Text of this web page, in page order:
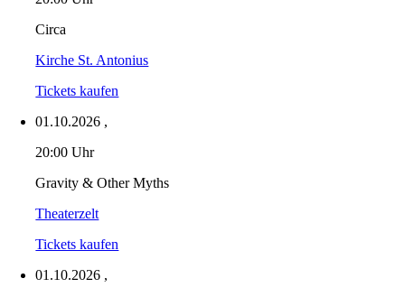
Circa
Kirche St. Antonius
Tickets kaufen
01.10.2026 ,
20:00 Uhr
Gravity & Other Myths
Theaterzelt
Tickets kaufen
01.10.2026 ,